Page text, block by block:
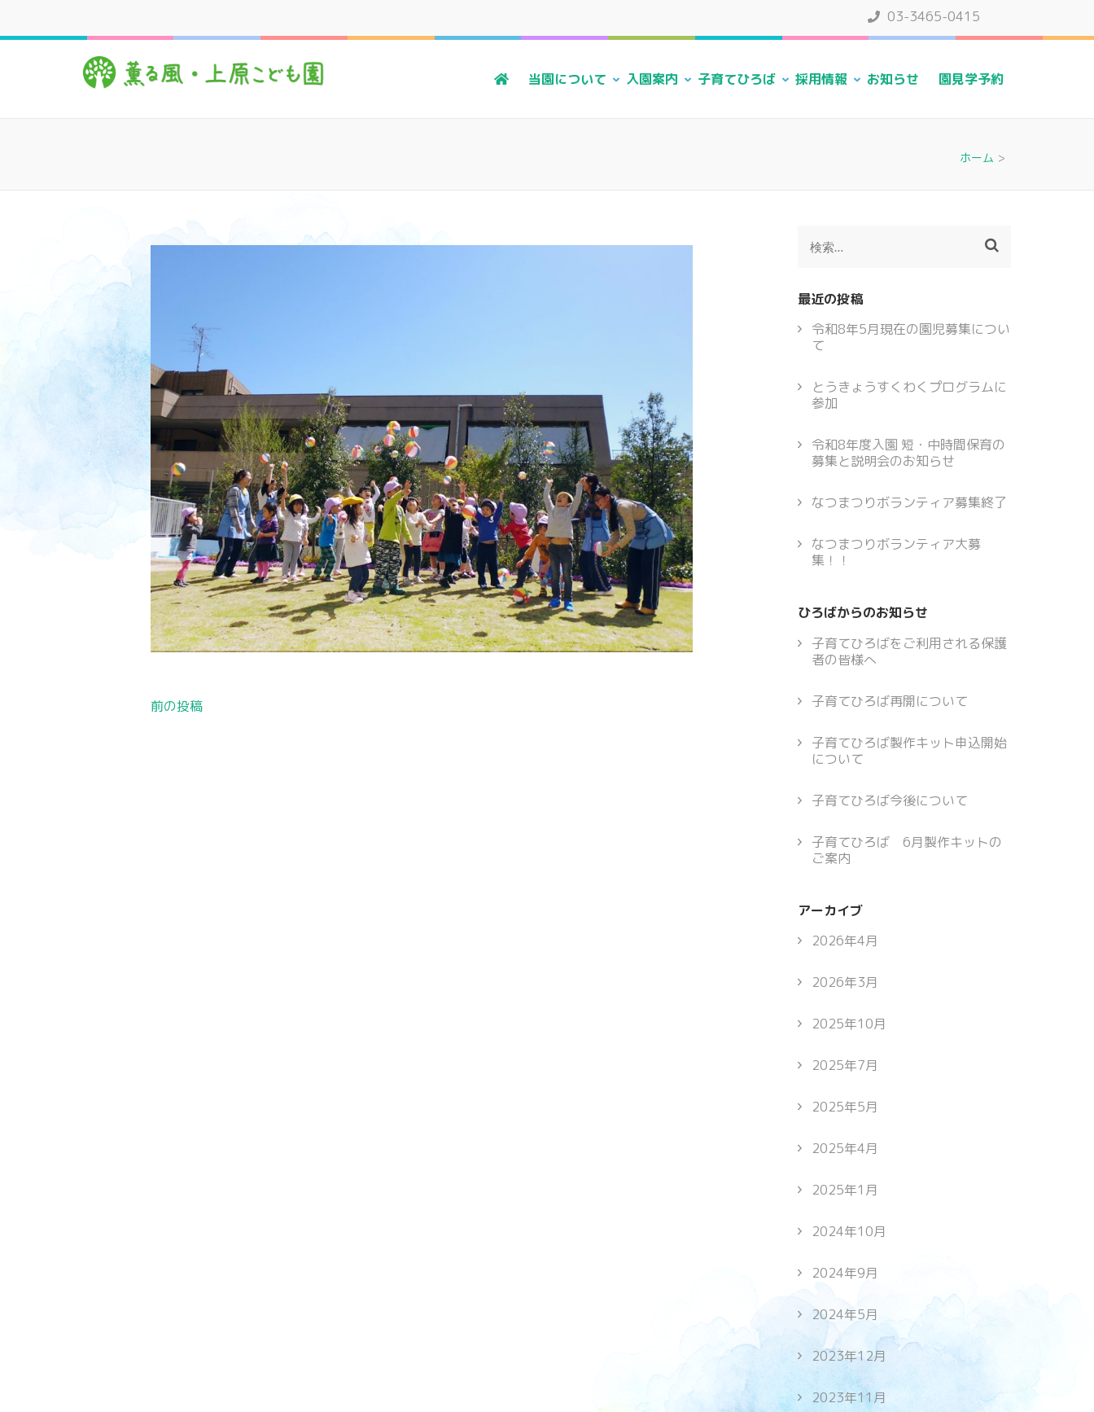
03-3465-0415
薫る風・上原こども園
当園について 入園案内 子育てひろば 採用情報 お知らせ 園見学予約
ホーム >
投
前の投稿
検
最近の投稿
令和8年5月現在の園児募集につい
て
とうきょうすくわくプログラムに
参加
令和8年度入園 短・中時間保育の
募集と説明会のお知らせ
なつまつりボランティア募集終了
なつまつりボランティア大募
集！！
ひろばからのお知らせ
子育てひろばをご利用される保護
者の皆様へ
子育てひろば再開について
子育てひろば製作キット申込開始
について
子育てひろば今後について
子育てひろば 6月製作キットの
ご案内
アーカイブ
2026年4月
2026年3月
2025年10月
2025年7月
2025年5月
2025年4月
2025年1月
2024年10月
2024年9月
2024年5月
2023年12月
2023年11月